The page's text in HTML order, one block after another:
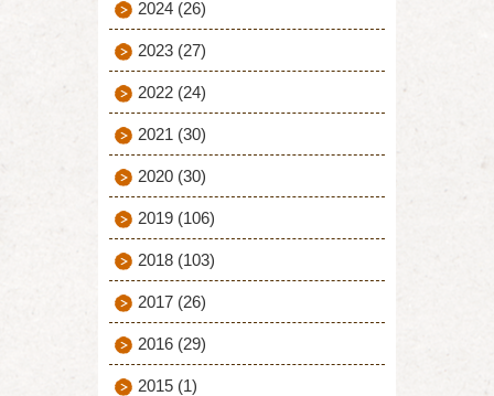
2024 (26)
2023 (27)
2022 (24)
2021 (30)
2020 (30)
2019 (106)
2018 (103)
2017 (26)
2016 (29)
2015 (1)